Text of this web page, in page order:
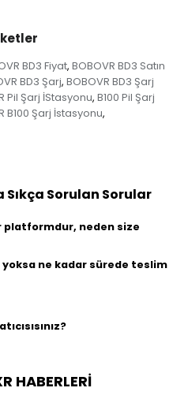
BD3 Fiyat, BOBOVR BD3 Satın
BD3 Şarj, BOBOVR BD3 Şarj
Pil Şarj İStasyonu, B100 Pil Şarj
B100 Şarj İstasyonu,
Sıkça Sorulan Sorular
platformdur, neden size
yoksa ne kadar sürede teslim
HABERLERİ